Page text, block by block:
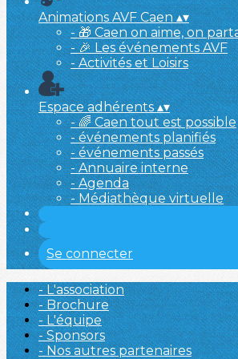
Animations AVF Caen▴▾
- 🎁 Caen on aime, on
- 🎉 Les événements AVF
- Activités et Loisirs
Espace adhérents▴▾
- 🌈 Caen tout est possible
- événements planifiés
- événements passés
- Annuaire interne
- Agenda
- Médiathèque virtuelle
Se connecter
- L'association
- Brochure
- L'équipe
- Sponsors
- Nos autres partenaires